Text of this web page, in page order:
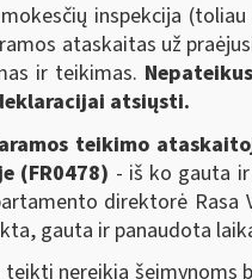
inspekcija
ataskaitas už
ir teikimas.
atsiųsti.
teikimo
(FR0478) - iš ko gauta
direktorė
gauta ir panaudota
nereikia šeimynoms